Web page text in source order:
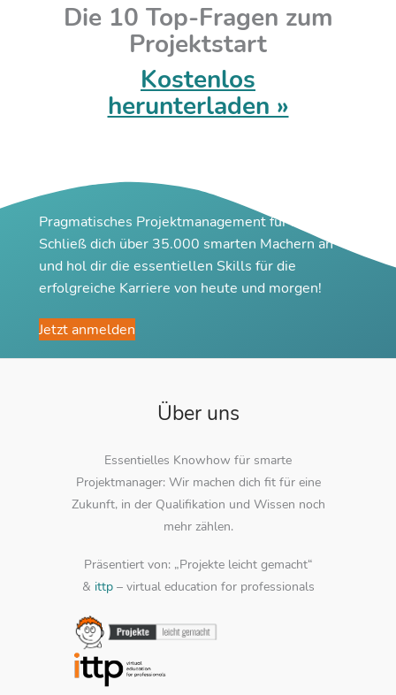
Die 10 Top-Fragen zum
Projektstart
Kostenlos
herunterladen »
Pragmatisches Projektmanagement für Macher
Schließ dich über 35.000 smarten Machern an
und hol dir die essentiellen Skills für die
erfolgreiche Karriere von heute und morgen!
Jetzt anmelden
Über uns
Essentielles Knowhow für smarte
Projektmanager: Wir machen dich fit für eine
Zukunft, in der Qualifikation und Wissen noch
mehr zählen.
Präsentiert von: „Projekte leicht gemacht“
& ittp– virtual education for professionals